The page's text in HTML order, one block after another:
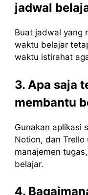
jadwal
Buat jadwal yang
waktu belajar
waktu istirahat
3. Apa saja
membantu
Gunakan aplikasi
Notion, dan Trello
manajemen
belajar.
4.